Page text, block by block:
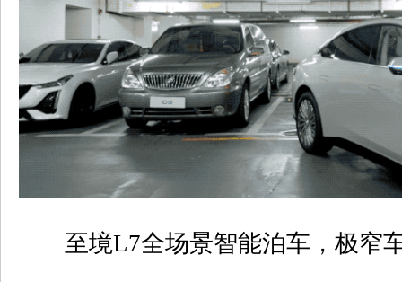
至境L7全场景智能泊车，极窄